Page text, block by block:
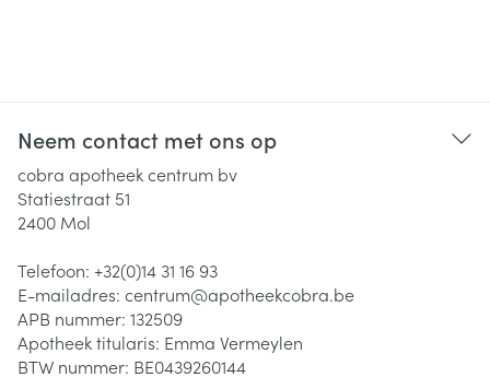
Neem contact met ons op
cobra apotheek centrum bv
Statiestraat 51
2400 Mol
Telefoon: +32(0)14 31 16 93
E-mailadres: centrum@apotheekcobra.be
APB nummer: 132509
Apotheek titularis: Emma Vermeylen
BTW nummer: BE0439260144